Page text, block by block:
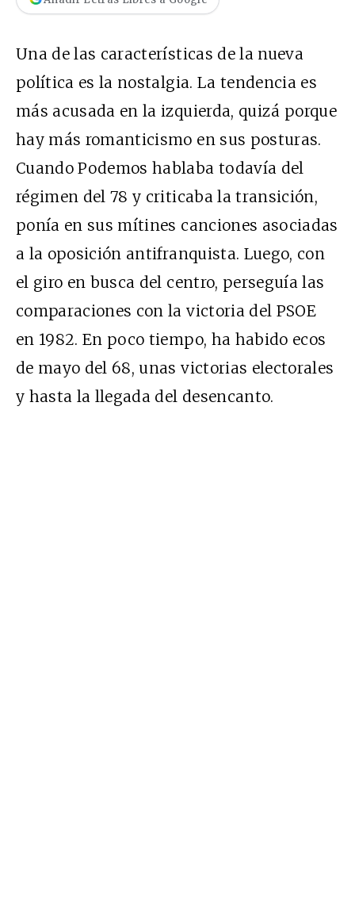
Una de las características de la nueva
política es la nostalgia. La tendencia es
más acusada en la izquierda, quizá porque
hay más romanticismo en sus posturas.
Cuando Podemos hablaba todavía del
régimen del 78 y criticaba la transición,
ponía en sus mítines canciones asociadas
a la oposición antifranquista. Luego, con
el giro en busca del centro, perseguía las
comparaciones con la victoria del PSOE
en 1982. En poco tiempo, ha habido ecos
de mayo del 68, unas victorias electorales
y hasta la llegada del desencanto.